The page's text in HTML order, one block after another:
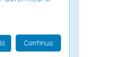
Continua